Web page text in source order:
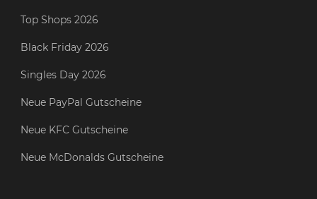
Top Shops 2026
Black Friday 2026
Singles Day 2026
Neue PayPal Gutscheine
Neue KFC Gutscheine
Neue McDonalds Gutscheine